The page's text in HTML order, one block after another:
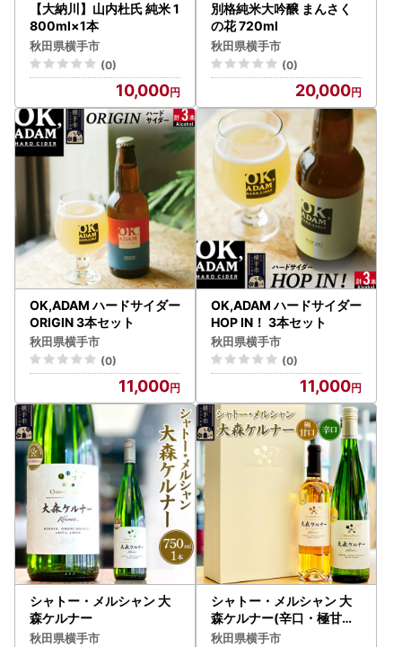
【大納川】山内杜氏 純米 1
800ml×1本
秋田県横手市
(0)
10,000
別格純米大吟醸 まんさく
の花 720ml
秋田県横手市
(0)
20,000
OK,ADAM ハードサイダー
ORIGIN 3本セット
秋田県横手市
(0)
11,000
OK,ADAM ハードサイダー
HOP IN！ 3本セット
秋田県横手市
(0)
11,000
シャトー・メルシャン 大
森ケルナー
秋田県横手市
シャトー・メルシャン 大
森ケルナー(辛口・極甘口)
2本セット
秋田県横手市